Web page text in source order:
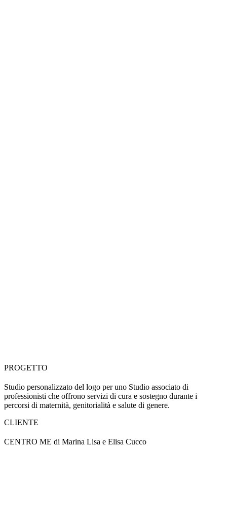
PROGETTO
Studio personalizzato del logo per uno Studio associato di
professionisti che offrono servizi di cura e sostegno durante i
percorsi di maternità, genitorialità e salute di genere.
CLIENTE
CENTRO ME di Marina Lisa e Elisa Cucco